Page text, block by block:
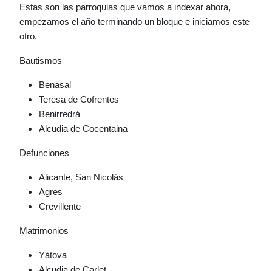
Estas son las parroquias que vamos a indexar ahora,
empezamos el año terminando un bloque e iniciamos este
otro.
Bautismos
Benasal
Teresa de Cofrentes
Benirredrá
Alcudia de Cocentaina
Defunciones
Alicante, San Nicolás
Agres
Crevillente
Matrimonios
Yátova